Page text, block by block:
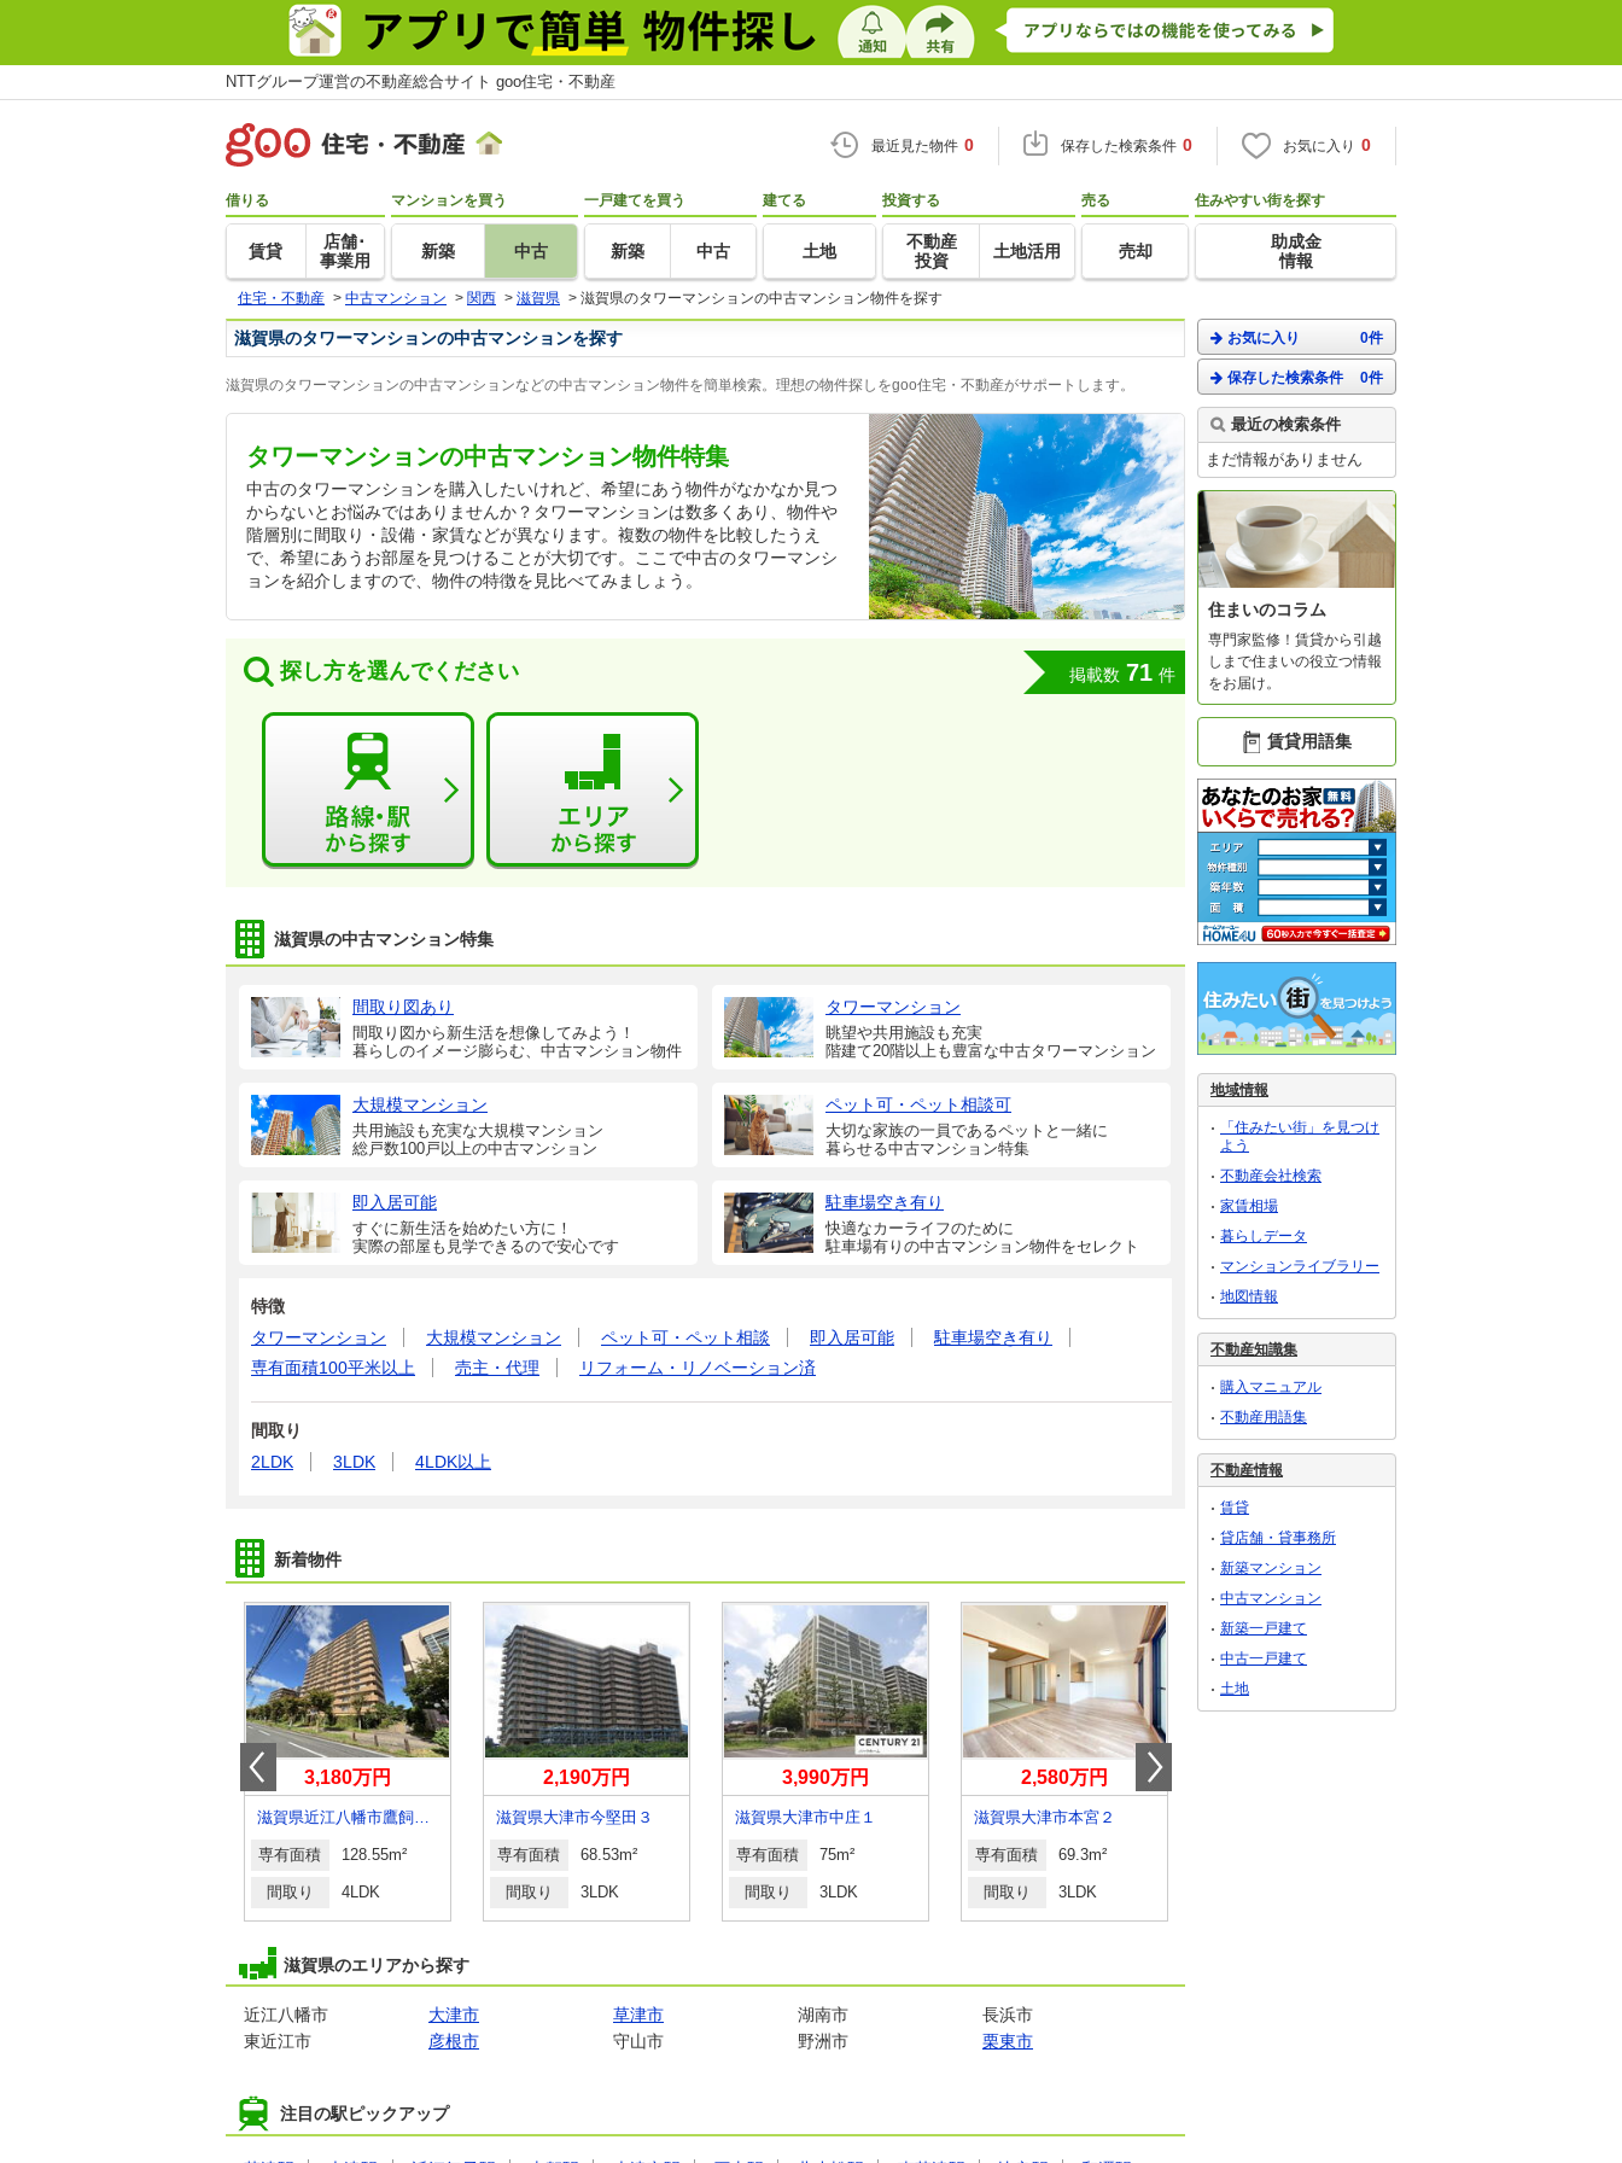
NTTグループ運営の不動産総合サイト goo住宅・不動産
最近見た物件 0 保存した検索条件 0 お気に入り 0
借りる
賃貸
店舗･
事業用
マンションを買う
新築 中古
一戸建てを買う
新築 中古
建てる
土地
投資する
不動産
投資
土地活用
売る
売却
住みやすい街を探す
助成金
情報
住宅・不動産 > 中古マンション > 関西 > 滋賀県 > 滋賀県のタワーマンションの中古マンション物件を探す
滋賀県のタワーマンションの中古マンションを探す
滋賀県のタワーマンションの中古マンションなどの中古マンション物件を簡単検索。理想の物件探しをgoo住宅・不動産がサポートします。
タワーマンションの中古マンション物件特集
中古のタワーマンションを購入したいけれど、希望にあう物件がなかなか見つ
からないとお悩みではありませんか？タワーマンションは数多くあり、物件や
階層別に間取り・設備・家賃などが異なります。複数の物件を比較したうえ
で、希望にあうお部屋を見つけることが大切です。ここで中古のタワーマンシ
ョンを紹介しますので、物件の特徴を見比べてみましょう。
探し方を選んでください 掲載数 71 件
滋賀県の中古マンション特集
間取り図あり
間取り図から新生活を想像してみよう！
暮らしのイメージ膨らむ、中古マンション物件
タワーマンション
眺望や共用施設も充実
階建て20階以上も豊富な中古タワーマンション
大規模マンション
共用施設も充実な大規模マンション
総戸数100戸以上の中古マンション
ペット可・ペット相談可
大切な家族の一員であるペットと一緒に
暮らせる中古マンション特集
即入居可能
すぐに新生活を始めたい方に！
実際の部屋も見学できるので安心です
駐車場空き有り
快適なカーライフのために
駐車場有りの中古マンション物件をセレクト
特徴
タワーマンション
大規模マンション ペット可・ペット相談 即入居可能
駐車場空き有り
専有面積100平米以上
売主・代理 リフォーム・リノベーション済
間取り
2LDK
3LDK 4LDK以上
新着物件
3,180万円
滋賀県近江八幡市鷹飼町南４
専有面積 128.55m²
間取り 4LDK
2,190万円
滋賀県大津市今堅田３
専有面積 68.53m²
間取り 3LDK
3,990万円
滋賀県大津市中庄１
専有面積 75m²
間取り 3LDK
2,580万円
滋賀県大津市本宮２
専有面積 69.3m²
間取り 3LDK
滋賀県のエリアから探す
近江八幡市 大津市 草津市 湖南市
長浜市
東近江市
彦根市 守山市 野洲市 栗東市
注目の駅ピックアップ
お気に入り 0件
保存した検索条件 0件
最近の検索条件
まだ情報がありません
住まいのコラム
専門家監修！賃貸から引越
しまで住まいの役立つ情報
をお届け。
賃貸用語集
地域情報
「住みたい街」を見つけ
よう
不動産会社検索
家賃相場
暮らしデータ
マンションライブラリー
地図情報
不動産知識集
購入マニュアル
不動産用語集
不動産情報
賃貸
貸店舗・貸事務所
新築マンション
中古マンション
新築一戸建て
中古一戸建て
土地